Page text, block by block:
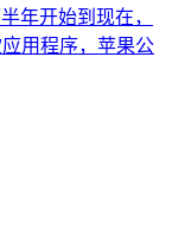
年开始到现在，
用程序，苹果公